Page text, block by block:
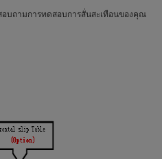
บถามการทดสอบการสั่นสะเทือนของคุณ